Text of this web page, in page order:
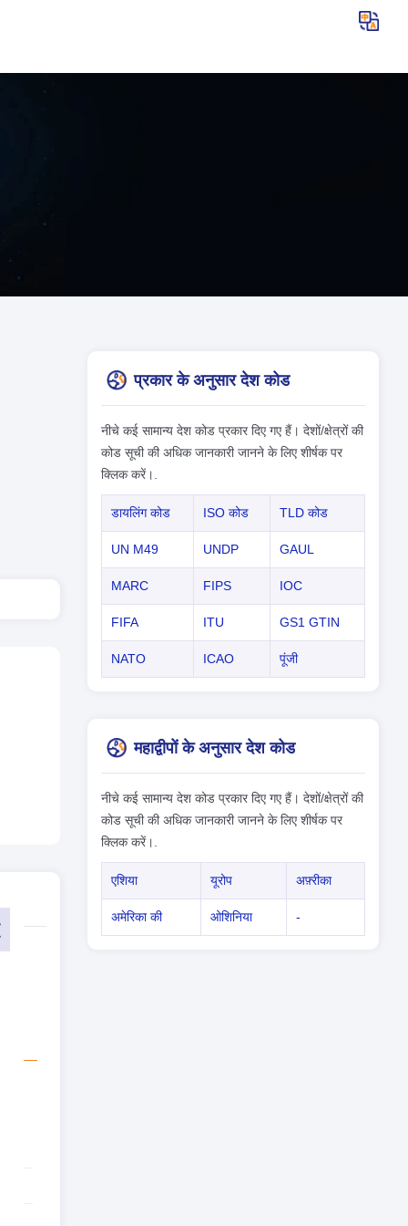
प्रकार के अनुसार देश कोड
नीचे कई सामान्य देश कोड प्रकार दिए गए हैं। देशों/क्षेत्रों की
कोड सूची की अधिक जानकारी जानने के लिए शीर्षक पर
क्लिक करें।.
डायलिंग कोड ISO कोड TLD कोड
UN M49 UNDP GAUL
MARC FIPS IOC
FIFA ITU GS1 GTIN
NATO ICAO पूंजी
महाद्वीपों के अनुसार देश कोड
नीचे कई सामान्य देश कोड प्रकार दिए गए हैं। देशों/क्षेत्रों की
कोड सूची की अधिक जानकारी जानने के लिए शीर्षक पर
क्लिक करें।.
एशिया यूरोप अफ़्रीका
अमेरिका की ओशिनिया -